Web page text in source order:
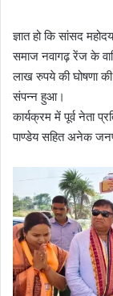
ज्ञात हो कि सांसद
समाज नवागढ़ रेंज के
लाख रुपये की घोषणा
संपन्न हुआ।
कार्यक्रम में पूर्व नेता
पाण्डेय सहित अनेक